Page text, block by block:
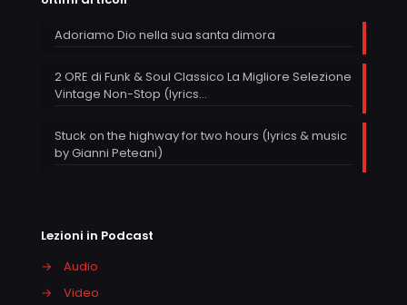
Adoriamo Dio nella sua santa dimora
2 ORE di Funk & Soul Classico La Migliore Selezione
Vintage Non-Stop (lyrics…
Stuck on the highway for two hours (lyrics & music
by Gianni Peteani)
Lezioni in Podcast
→
Audio
→
Video